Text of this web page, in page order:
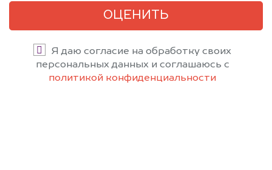
ОЦЕНИТЬ
Я даю согласие на обработку своих
персональных данных и соглашаюсь с
политикой конфиденциальности